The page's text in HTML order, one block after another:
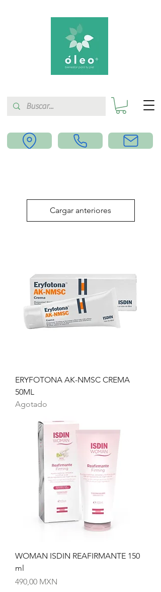
Cargar anteriores
ERYFOTONA AK-NMSC CREMA
50ML
Agotado
WOMAN ISDIN REAFIRMANTE 150
ml
Precio
490,00 MXN